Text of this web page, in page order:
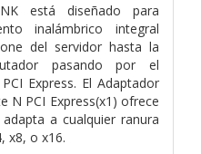
está diseñado para
inalámbrico integral
del servidor hasta la
pasando por el
Express. El Adaptador
N PCI Express(x1) ofrece
a cualquier ranura
x8, o x16.